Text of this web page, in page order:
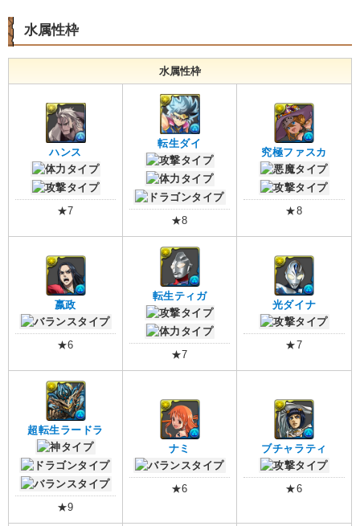
水属性枠
水属性枠
ハンス
★7
転生ダイ
★8
究極ファスカ
★8
嬴政
★6
転生ティガ
★7
光ダイナ
★7
超転生ラードラ
★9
ナミ
★6
ブチャラティ
★6